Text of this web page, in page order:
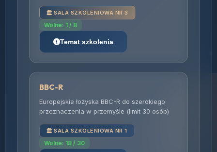
SALA SZKOLENIOWA NR 3
Wolne: 1 / 8
Temat szkolenia
BBC-R
Europejskie łożyska BBC-R do szerokiego
przeznaczenia w przemyśle (limit 30 osób)
SALA SZKOLENIOWA NR 1
Wolne: 18 / 30